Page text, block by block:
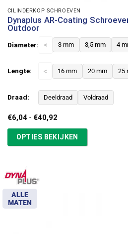
CILINDERKOP SCHROEVEN
Dynaplus AR-Coating
Outdoor
Diameter: < 3 mm 3,5 mm 4
Lengte: < 16 mm 20 mm 25
Draad: Deeldraad Voldraad
€6,04 - €40,92Prijsklasse:
€40,92
OPTIES BEKIJKEN
ALLE
MATEN